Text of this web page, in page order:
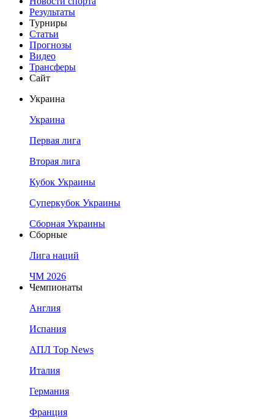
Результаты
Турниры
Статьи
Прогнозы
Видео
Трансферы
Сайт
Украина
Украина
Первая лига
Вторая лига
Кубок Украины
Суперкубок Украины
Сборная Украины
Сборные
Лига наций
ЧМ 2026
Чемпионаты
Англия
Испания
АПЛ Top News
Италия
Германия
Франция